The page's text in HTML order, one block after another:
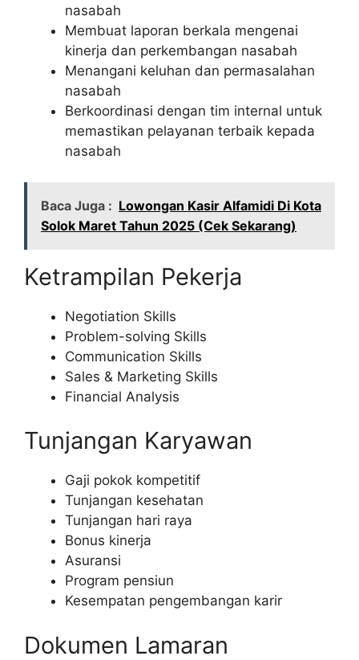
nasabah
Membuat laporan berkala mengenai
kinerja dan perkembangan nasabah
Menangani keluhan dan permasalahan
nasabah
Berkoordinasi dengan tim internal untuk
memastikan pelayanan terbaik kepada
nasabah
Baca Juga : Lowongan Kasir Alfamidi Di Kota
Solok Maret Tahun 2025 (Cek Sekarang)
Ketrampilan Pekerja
Negotiation Skills
Problem-solving Skills
Communication Skills
Sales & Marketing Skills
Financial Analysis
Tunjangan Karyawan
Gaji pokok kompetitif
Tunjangan kesehatan
Tunjangan hari raya
Bonus kinerja
Asuransi
Program pensiun
Kesempatan pengembangan karir
Dokumen Lamaran